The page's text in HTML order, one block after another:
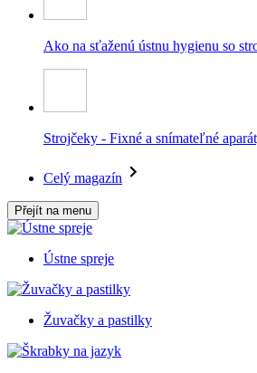
Ako na sťaženú ústnu hygienu so
Strojčeky - Fixné a snímateľné
Celý magazín
Přejít na menu
Ústne spreje
Žuvačky a pastilky